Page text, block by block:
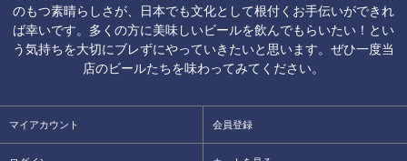
のもつ素晴らしさが、日本でも文化として根付くお手伝いができれ
ば幸いです。多くの方に美味しいビールを飲んでもらいたい！とい
う気持ちを大切にブレずにやっていきたいと思います。ぜひ一度当
店のビールたちを味わってみてください。
マイアカウント 会員登録